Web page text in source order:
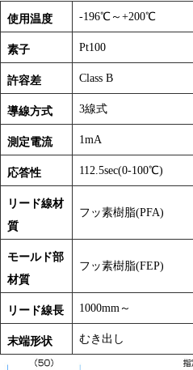
使用温度 -196℃～+200℃
素子 Pt100
許容差 Class B
導線方式 3線式
測定電流 1mA
応答性 112.5sec(0-100℃)
リード線材
質
フッ素樹脂(PFA)
モールド部
材質
フッ素樹脂(FEP)
リード線長 1000mm～
末端形状 むき出し